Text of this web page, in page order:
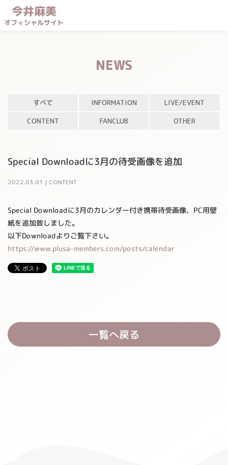
今井麻美
オフィシャルサイト
NEWS
すべて INFORMATION
LIVE/EVENT
CONTENT
FANCLUB OTHER
Special Downloadに3月の待受画像を追加
2022.03.01 | CONTENT
Special Downloadに3月のカレンダー付き携帯待受画像、PC用壁
紙を追加致しました。
以下Downloadよりご覧下さい。
https://www.plusa-members.com/posts/calendar
一覧へ戻る